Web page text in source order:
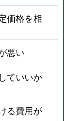
価格を相
悪い
ていいか
る費用が